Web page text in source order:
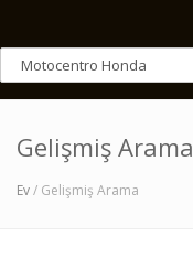
Gelişmiş Arama
Ev/ Gelişmiş Arama